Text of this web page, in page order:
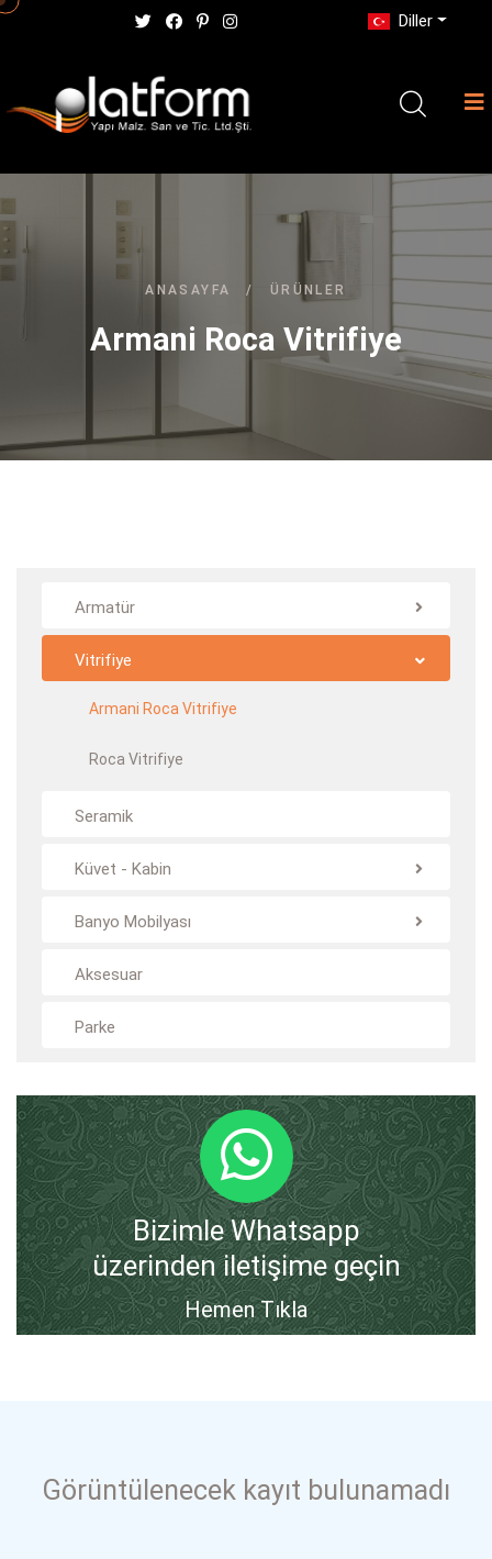
Diller
ANASAYFA / ÜRÜNLER
Armani Roca Vitrifiye
Armatür
Vitrifiye
Armani Roca Vitrifiye
Roca Vitrifiye
Seramik
Küvet - Kabin
Banyo Mobilyası
Aksesuar
Parke
Bizimle Whatsapp
üzerinden iletişime geçin
Hemen Tıkla
Görüntülenecek kayıt bulunamadı